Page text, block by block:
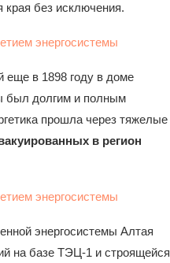
без исключения.
еще в 1898 году в доме
был долгим и полным
прошла через тяжелые
в регион
энергосистемы Алтая
на базе ТЭЦ-1 и строящейся